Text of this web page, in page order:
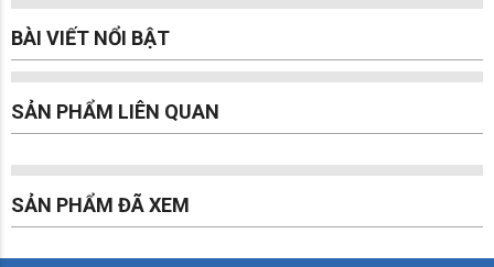
Loại 1 chiều lạnh
hòa 1 chiều lạnh, không có chiều sưởi. Đây là tính
năng cơ bản của tất cả các loại điều hòa được kinh
doanh trên thị trường. Loại 1 chiều lạnh cũng là lựa
BÀI VIẾT NỔI BẬT
SẢN PHẨM LIÊN QUAN
SẢN PHẨM ĐÃ XEM